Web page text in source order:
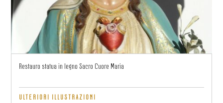
Restauro statua in legno Sacro Cuore Maria
ULTERIORI ILLUSTRAZIONI